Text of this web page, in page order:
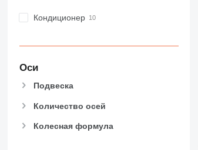
Кондиционер
Оси
Подвеска
Количество осей
Колесная формула